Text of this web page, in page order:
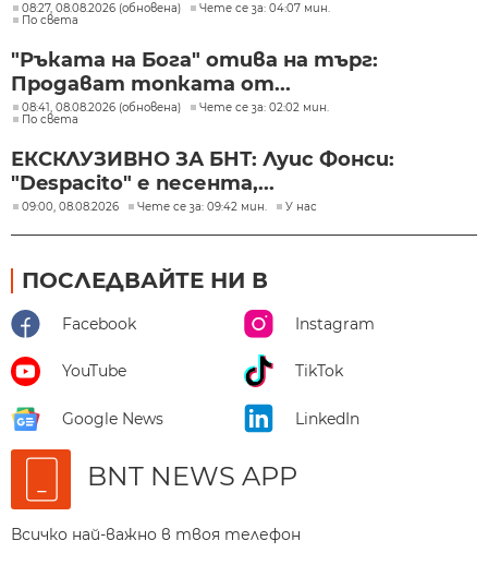
08:27, 08.08.2026 (обновена)
Чете се за: 04:07 мин.
По света
"Ръката на Бога" отива на търг:
Продават топката от...
08:41, 08.08.2026 (обновена)
Чете се за: 02:02 мин.
По света
ЕКСКЛУЗИВНО ЗА БНТ: Луис Фонси:
"Despacito" е песента,...
09:00, 08.08.2026 Чете се за: 09:42 мин. У нас
ПОСЛЕДВАЙТЕ НИ В
Facebook Instagram
YouTube TikTok
Google News LinkedIn
BNT NEWS APP
Всичко най-важно в твоя телефон